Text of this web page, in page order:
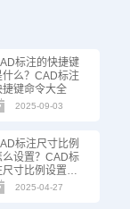
标注的快捷键
什么？CAD标注
捷键命令大全
2025-09-03
标注尺寸比例
么设置？CAD标
尺寸比例设置方
2025-04-27